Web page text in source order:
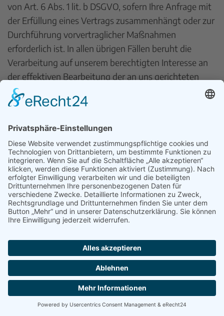
Menü
von Art. 6 Abs. 1 lit. b DSGVO, sofern Ihre Anfrage mit
der Erfüllung eines Vertrags zusammenhängt oder zur
Durchführung vorvertraglicher Maßnahmen
erforderlich ist. In allen übrigen Fällen beruht die
Verarbeitung auf unserem berechtigten Interesse an
der effektiven Bearbeitung der an uns gerichteten
Anfragen (Art. 6 Abs. 1 lit. f DSGVO) oder auf Ihrer
Einwilligung (Art. 6 Abs. 1 lit. a DSGVO) sofern diese
widerrufbar.
Die von Ihnen im Kontaktformular eingegebenen
Daten verbleiben bei uns, bis Sie uns zur Löschung
auffordern, Ihre Einwilligung zur Speicherung
widerrufen oder der Zweck für die Datenspeicherung
entfällt (z. B. nach abgeschlossener Bearbeitung Ihrer
Anfrage). Zwingende gesetzliche Bestimmungen –
insbesondere Aufbewahrungsfristen – bleiben
unberührt.
Anfrage per E-Mail, Telefon oder Telefax
Wenn Sie uns per E-Mail, Telefon oder Telefax
kontaktieren, wird Ihre Anfrage inklusive aller daraus